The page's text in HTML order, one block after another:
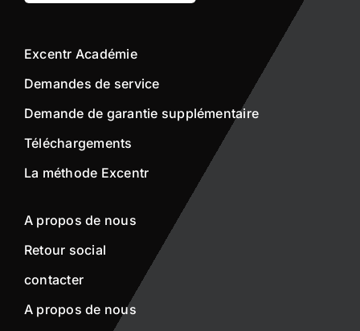
Excentr Académie
Demandes de service
Demande de garantie supplémentaire
Téléchargements
La méthode Excentr
A propos de nous
Retour social
contacter
A propos de nous